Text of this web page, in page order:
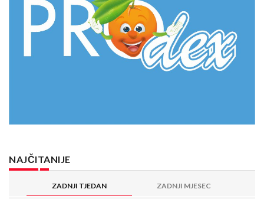
NAJČITANIJE
ZADNJI TJEDAN ZADNJI MJESEC